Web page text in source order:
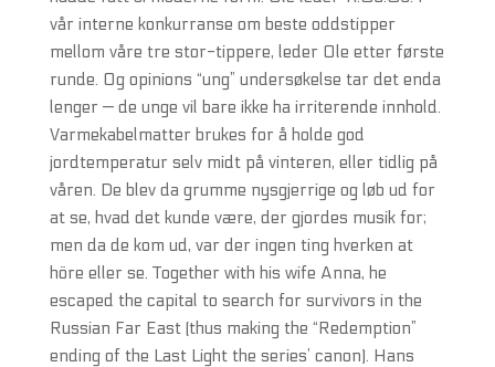
vår interne konkurranse om beste oddstipper
mellom våre tre stor-tippere, leder Ole etter første
runde. Og opinions “ung” undersøkelse tar det enda
lenger — de unge vil bare ikke ha irriterende innhold.
Varmekabelmatter brukes for å holde god
jordtemperatur selv midt på vinteren, eller tidlig på
våren. De blev da grumme nysgjerrige og løb ud for
at se, hvad det kunde være, der gjordes musik for;
men da de kom ud, var der ingen ting hverken at
höre eller se. Together with his wife Anna, he
escaped the capital to search for survivors in the
Russian Far East (thus making the “Redemption”
ending of the Last Light the series’ canon). Hans